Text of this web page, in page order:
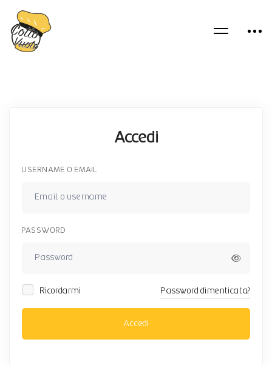
Accedi
USERNAME O EMAIL
PASSWORD
Ricordarmi Password dimenticata?
Accedi